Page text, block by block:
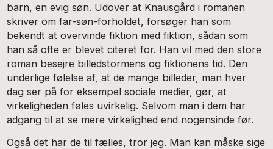
barn, en evig søn. Udover at Knausgård i romanen
skriver om far-søn-forholdet, forsøger han som
bekendt at overvinde fiktion med fiktion, sådan som
han så ofte er blevet citeret for. Han vil med den store
roman besejre billedstormens og fiktionens tid. Den
underlige følelse af, at de mange billeder, man hver
dag ser på for eksempel sociale medier, gør, at
virkeligheden føles uvirkelig. Selvom man i dem har
adgang til at se mere virkelighed end nogensinde før.
Også det har de til fælles, tror jeg. Man kan måske sige